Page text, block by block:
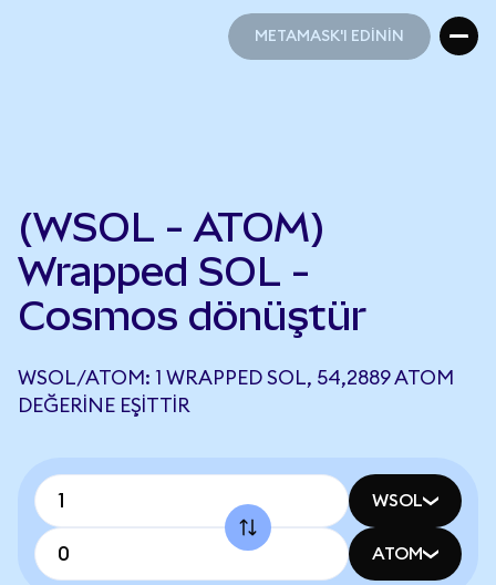
METAMASK'I EDİNİN
(WSOL - ATOM)
Wrapped SOL -
Cosmos dönüştür
WSOL/ATOM: 1 WRAPPED SOL, 54,2889 ATOM
DEĞERINE EŞITTIR
WSOL
ATOM